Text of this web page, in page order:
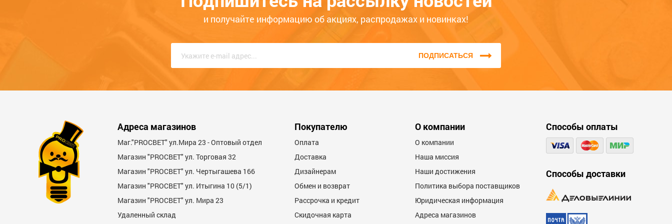
КРУГЛОСУТОЧНО, наши консультанты с радостью помогут Вам!
и получайте информацию об акциях, распродажах и новинках!
ПОДПИСАТЬСЯ
Адреса магазинов
Маг."PROСВЕТ" ул.Мира 23 - Оптовый отдел
Магазин "PROСВЕТ" ул. Торговая 32
Магазин "PROCBET" ул. Чертыгашева 166
Магазин "PROCBET" ул. Итыгина 10 (5/1)
Магазин "PROСВЕТ" ул. Мира 23
Удаленный склад
Покупателю
Оплата
Доставка
Дизайнерам
Обмен и возврат
Рассрочка и кредит
Скидочная карта
О компании
О компании
Наша миссия
Наши достижения
Политика выбора поставщиков
Юридическая информация
Адреса магазинов
Способы оплаты
Способы доставки